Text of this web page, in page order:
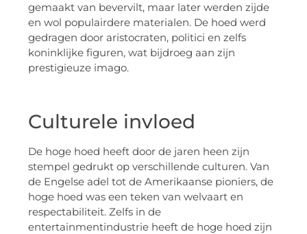
gemaakt van bevervilt, maar later werden zijde
en wol populairdere materialen. De hoed werd
gedragen door aristocraten, politici en zelfs
koninklijke figuren, wat bijdroeg aan zijn
prestigieuze imago.
Culturele invloed
De hoge hoed heeft door de jaren heen zijn
stempel gedrukt op verschillende culturen. Van
de Engelse adel tot de Amerikaanse pioniers, de
hoge hoed was een teken van welvaart en
respectabiliteit. Zelfs in de
entertainmentindustrie heeft de hoge hoed zijn